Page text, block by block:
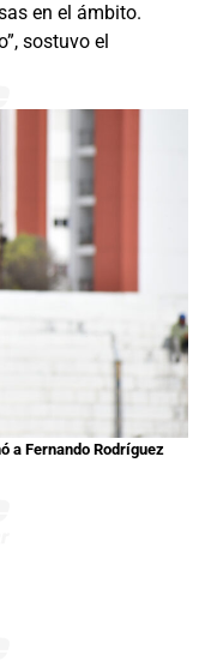
en el ámbito.
sostuvo el
a Fernando Rodríguez